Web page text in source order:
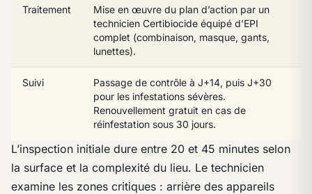
Traitement
Mise en œuvre du plan d’action par un
technicien Certibiocide équipé d’EPI
complet (combinaison, masque, gants,
lunettes).
Suivi
Passage de contrôle à J+14, puis J+30
pour les infestations sévères.
Renouvellement gratuit en cas de
réinfestation sous 30 jours.
L’inspection initiale dure entre 20 et 45 minutes selon
la surface et la complexité du lieu. Le technicien
examine les zones critiques : arrière des appareils